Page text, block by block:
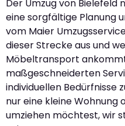
Der Umzug von
eine sorgfältige Planung
vom Maier
dieser Strecke aus und
Möbeltransport
maßgeschneiderten
individuellen Bedürfnisse
nur eine kleine Wohnung
umziehen möchtest, wir